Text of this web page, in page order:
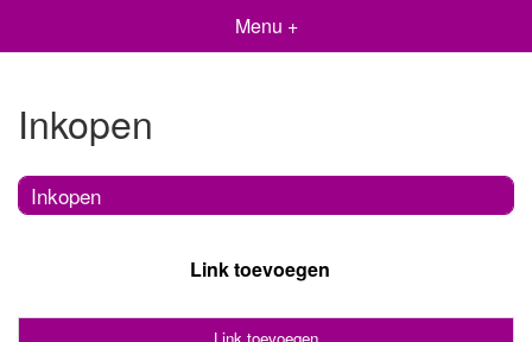
Menu +
Inkopen
Inkopen
Link toevoegen
Link toevoegen